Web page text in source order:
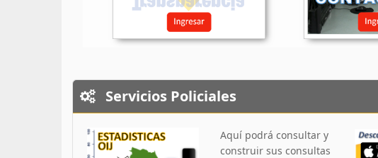
Servicios Policiales
Aquí podrá consultar y
construir sus consultas